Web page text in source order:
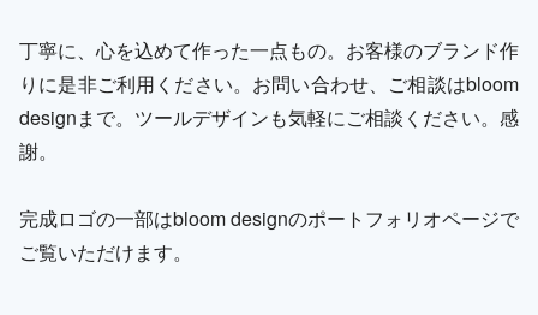
丁寧に、心を込めて作った一点もの。お客様のブランド作
りに是非ご利用ください。お問い合わせ、ご相談はbloom
designまで。ツールデザインも気軽にご相談ください。感
謝。
完成ロゴの一部はbloom designのポートフォリオページで
ご覧いただけます。